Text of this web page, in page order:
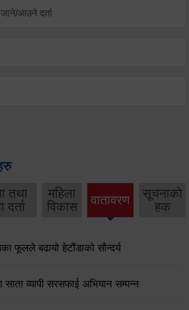
आउने दर्ता
तथा
महिला
विकास
वातावरण
सूचनाको
हक
फूलले बढायो हेटौंडाको सौन्दर्य
साता व्यापी सरसफाई अभियान सम्पन्न